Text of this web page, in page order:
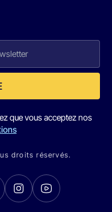
que vous acceptez nos
droits réservés.